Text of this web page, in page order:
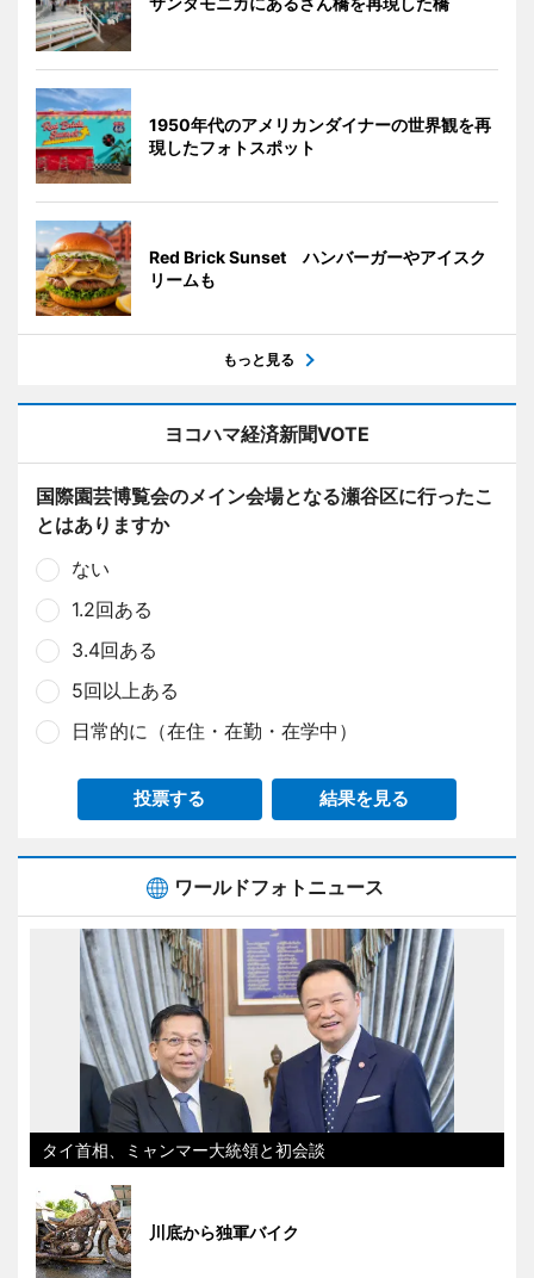
1950年代のアメリカンダイナーの世界観を再
現したフォトスポット
Red Brick Sunset ハンバーガーやアイスク
リームも
もっと見る
ヨコハマ経済新聞VOTE
国際園芸博覧会のメイン会場となる瀬谷区に行ったこ
とはありますか
ない
1.2回ある
3.4回ある
5回以上ある
日常的に（在住・在勤・在学中）
投票する 結果を見る
ワールドフォトニュース
タイ首相、ミャンマー大統領と初会談
川底から独軍バイク